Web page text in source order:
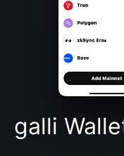
Português (Brasil)
Español (Argentina)
galli